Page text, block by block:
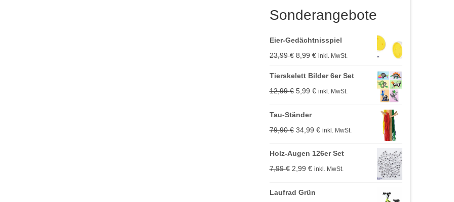
Sonderangebote
Eier-Gedächtnisspiel
23,99€ Ursprünglicher
8,99 €Aktueller
inkl. MwSt.
Tierskelett Bilder 6er Set
12,99€ Ursprünglicher
12,99 €
5,99 €Aktueller
inkl. MwSt.
Tau-Ständer
79,90€ Ursprünglicher
war:
79,90 €
34,99 €Aktueller
inkl. MwSt.
Holz-Augen 126er Set
7,99€ Ursprünglicher
2,99 €Aktueller
inkl. MwSt.
Laufrad Grün